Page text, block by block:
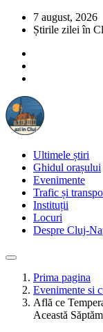
7 august, 2026
Știrile zilei în
Ultimele știri
Ghidul orașului
Evenimente
Trafic și
Instituții
Locuri
Despre Cluj-
Prima pagina
Evenimente si
Află ce
Această